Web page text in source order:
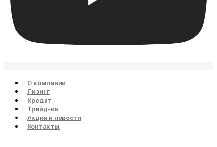
О компании
Лизинг
Кредит
Трейд-ин
Акции и новости
Контакты